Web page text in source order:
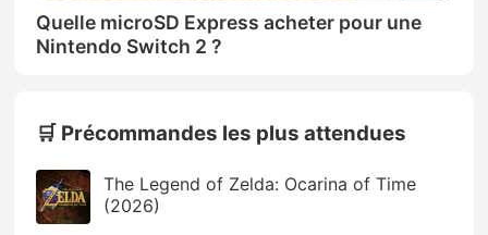
Quelle microSD Express acheter pour une
Nintendo Switch 2 ?
🛒 Précommandes les plus attendues
The Legend of Zelda: Ocarina of Time
(2026)